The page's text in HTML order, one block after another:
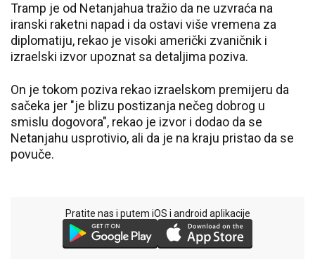
Tramp je od Netanjahua tražio da ne uzvraća na
iranski raketni napad i da ostavi više vremena za
diplomatiju, rekao je visoki američki zvaničnik i
izraelski izvor upoznat sa detaljima poziva.
On je tokom poziva rekao izraelskom premijeru da
sačeka jer "je blizu postizanja nečeg dobrog u
smislu dogovora", rekao je izvor i dodao da se
Netanjahu usprotivio, ali da je na kraju pristao da se
povuče.
Pratite nas i putem iOS i android aplikacije